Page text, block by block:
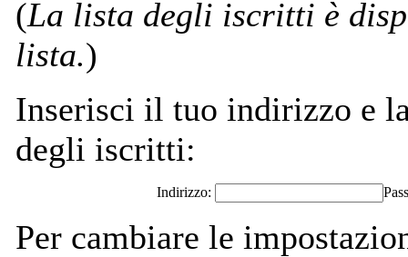
(La lista degli iscritti è
lista.)
Inserisci il tuo indirizzo e
degli iscritti:
Indirizzo:
Per cambiare le